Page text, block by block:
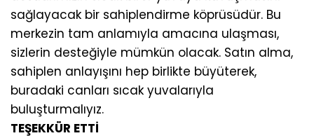
sağlayacak bir sahiplendirme köprüsüdür. Bu
merkezin tam anlamıyla amacına ulaşması,
sizlerin desteğiyle mümkün olacak. Satın alma,
sahiplen anlayışını hep birlikte büyüterek,
buradaki canları sıcak yuvalarıyla
buluşturmalıyız.
TEŞEKKÜR ETTİ